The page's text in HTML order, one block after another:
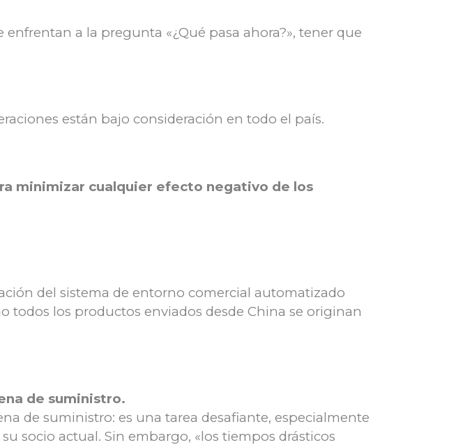
a la pregunta «¿Qué pasa ahora?», tener que
están bajo consideración en todo el país.
minimizar cualquier efecto negativo de los
del sistema de entorno comercial automatizado
todos los productos enviados desde China se originan
de suministro.
de suministro: es una tarea desafiante, especialmente
socio actual. Sin embargo, «los tiempos drásticos